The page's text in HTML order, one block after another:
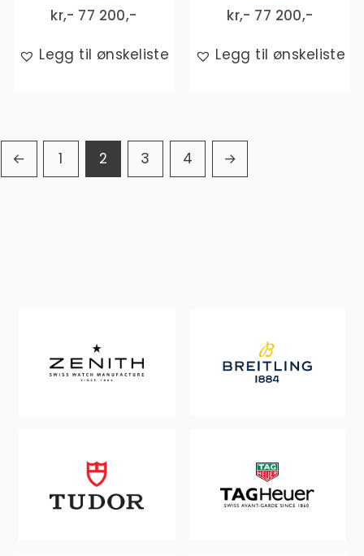
kr,- 77 200,-
Legg til ønskeliste
kr,- 77 200,-
Legg til ønskeliste
← 1 2 3 4 →